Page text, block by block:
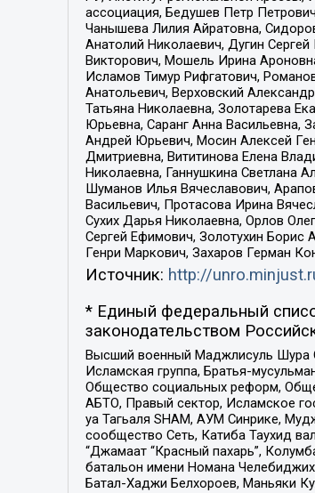
ассоциация, Бедушев Петр
Чанышева Лилия Айратовна,
Анатолий Николаевич, Дугин
Викторович, Мошель Ирина
Исламов Тимур Рифгатович,
Анатольевич, Верховский
Татьяна Николаевна, Золотарева
Юрьевна, Саранг Анна Васильевна,
Андрей Юрьевич, Мосин Алексей
Дмитриевна, Вититинова Елена
Николаевна, Ганнушкина Светлана
Шуманов Илья Вячеславович,
Васильевич, Протасова Ирина
Сухих Дарья Николаевна, Орлов
Сергей Ефимович, Золотухин
Генри Маркович, Захаров Герман
Источник: http://
* Единый федеральный
законодательством
Высший военный Маджлисуль Шура
Исламская группа, Братья-
Общество социальных реформ,
АБТО, Правый сектор, Исламское
уа Тагьаля SHAM, АУМ Синрике,
сообщество Сеть, Катиба Таухид
“Джамаат “Красный пахарь”,
батальон имени Номана
Батал-Хаджи Белхороев, Маньяки